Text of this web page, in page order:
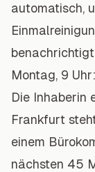
automatisch,
Montag, 9
Die Inhaberin
Frankfurt
einem
nächsten 45